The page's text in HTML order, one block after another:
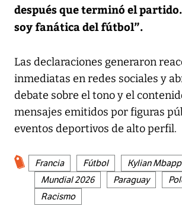
después que terminó el partido.
soy fanática del fútbol”.
Las declaraciones generaron
inmediatas en redes sociales y
debate sobre el tono y el
mensajes emitidos por figuras
eventos deportivos de alto perfil.
Francia Fútbol
Kylian
Mundial 2026
Paraguay
Racismo